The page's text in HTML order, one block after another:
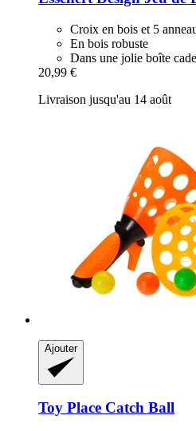
Croix en bois et 5
En bois robuste
Dans une jolie boîte
20,99 €
Livraison jusqu'au 14 août
Ajouter
Toy Place Catch Ball